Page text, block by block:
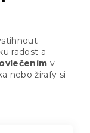
radost a
v
nebo žirafy si